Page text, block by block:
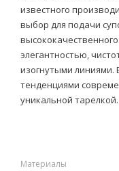
известного
выбор для подачи
элегантностью,
изогнутыми линиями.
тенденциями
уникальной тарелкой.
Материалы